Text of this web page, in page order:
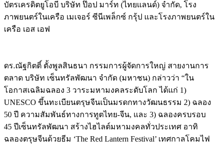
บัตรเครดิตยูโอบี บริษัท ป๊อป มาร์ท (ไทยแลนด์) จํากัด, โรง
ภาพยนตร์ในเครือ เมเจอร์ ซีนีเพล็กซ์ กรุ้ป และโรงภาพยนตร์ใน
เครือ เอส เอฟ
ดร.ณัฐกิตติ์ ตั้งพูลสินธนา กรรมการผู้จัดการใหญ่ สายงานการ
ตลาด บริษัท เซ็นทรัลพัฒนา จำกัด (มหาชน) กล่าวว่า “ใน
โอกาสเฉลิมฉลอง 3 วาระมหามงคลระดับโลก ได้แก่ 1)
UNESCO ขึ้นทะเบียนตรุษจีนเป็นมรดกทางวัฒนธรรม 2) ฉลอง
50 ปี ความสัมพันธ์ทางการทูตไทย-จีน, และ 3) ฉลองครบรอบ
45 ปีเซ็นทรัลพัฒนา สร้างไฮไลต์มหามงคลทั่วประเทศ อาทิ
ฉลองตรุษจีนด้วยธีม ‘The Red Lantern Festival’ เทศกาลโคมไฟ